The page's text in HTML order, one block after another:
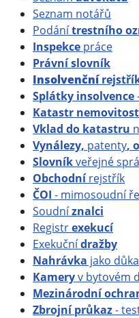
Seznam notářů
Podánítrestního
Inspekce práce
Právní slovník
Insolvenční
Splátky insolvence
Katastr
Vklad do katastru
Vynálezy, patenty,
Slovníkveřejné
Obchodnírejstřík
ČOI - mimosoudní
Soudníznalci
Registrexekucí
Exekučnídražby
Nahrávka jako
Kameryv bytovém
Mezinárodní
Zbrojní průkaz-